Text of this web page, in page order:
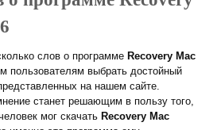
слов о программе Recovery Mac
пользователям выбрать достойный
на нашем сайте.
станет решающим в пользу того,
мог скачать Recovery Mac